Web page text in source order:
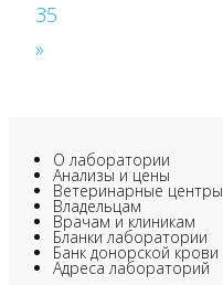
35
»
О лаборатории
Анализы и цены
Ветеринарные центры
Владельцам
Врачам и клиникам
Бланки лаборатории
Банк донорской крови
Адреса лабораторий